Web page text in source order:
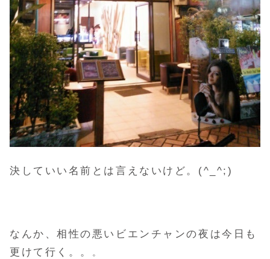
決していい名前とは言えないけど。(^_^;)
なんか、相性の悪いビエンチャンの夜は今日も
更けて行く。。
。